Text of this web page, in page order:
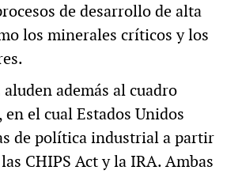
de desarrollo de alta
los minerales críticos y los
además al cuadro
el cual Estados Unidos
de política industrial a partir
CHIPS Act y la IRA. Ambas